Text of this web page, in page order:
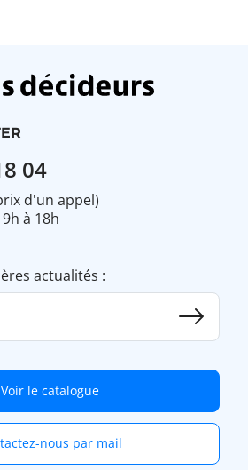
04
d'un appel)
à 18h
actualités :
Voir le catalogue
nous par mail